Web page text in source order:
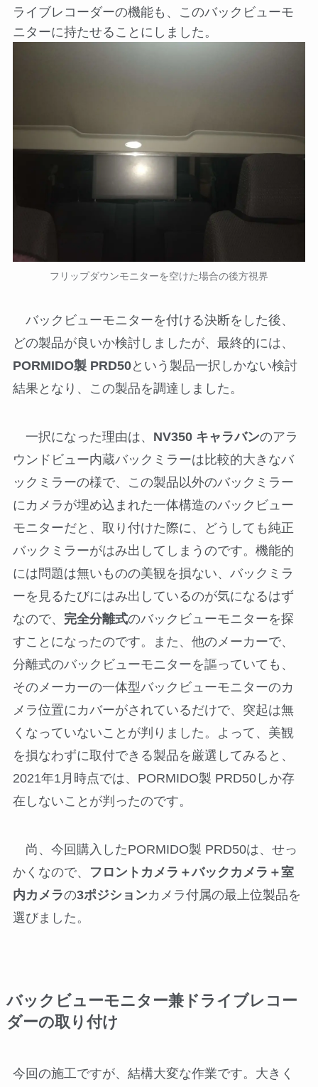
ライブレコーダーの機能も、このバックビューモ
ニターに持たせることにしました。
フリップダウンモニターを空けた場合の後方視界
バックビューモニターを付ける決断をした後、
どの製品が良いか検討しましたが、最終的には、
PORMIDO製 PRD50という製品一択しかない検討
結果となり、この製品を調達しました。
一択になった理由は、 NV350 キャラバンのアラ
ウンドビュー内蔵バックミラーは比較的大きなバ
ックミラーの様で、この製品以外のバックミラー
にカメラが埋め込まれた一体構造のバックビュー
モニターだと、取り付けた際に、どうしても純正
バックミラーがはみ出してしまうのです。機能的
には問題は無いものの美観を損ない、バックミラ
ーを見るたびにはみ出しているのが気になるはず
なので、 完全分離式のバックビューモニターを探
すことになったのです。また、他のメーカーで、
分離式のバックビューモニターを謳っていても、
そのメーカーの一体型バックビューモニターのカ
メラ位置にカバーがされているだけで、突起は無
くなっていないことが判りました。よって、美観
を損なわずに取付できる製品を厳選してみると、
2021年1月時点では、PORMIDO製 PRD50しか存
在しないことが判ったのです。
尚、今回購入したPORMIDO製 PRD50は、せっ
かくなので、
フロントカメラ＋バックカメラ＋室
内カメラの3ポジションカメラ付属の最上位製品を
選びました。
バックビューモニター兼ドライブレコー
ダーの取り付け
今回の施工ですが、結構大変な作業です。大きく